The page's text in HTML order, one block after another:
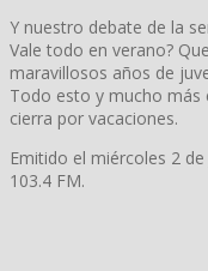
Y nuestro debate de la
Vale todo en verano?
maravillosos años de
Todo esto y mucho más
cierra por vacaciones.
Emitido el miércoles 2
103.4 FM.